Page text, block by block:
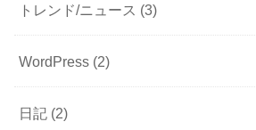
トレンド/ニュース (3)
WordPress (2)
日記 (2)